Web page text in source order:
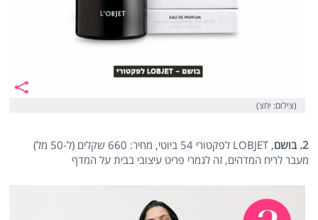
(צילום: יחצ)
2. בושם
, LOBJET לפקטורי 54 ביוטי, מחיר: 660 שקלים (ל-50 מל)
מעבר לריח המדהים, זה לגמרי פריט עיצובי בבית על המדף